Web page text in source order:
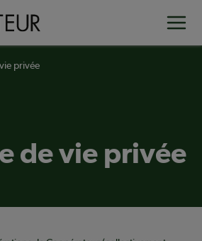
privée
de vie privée